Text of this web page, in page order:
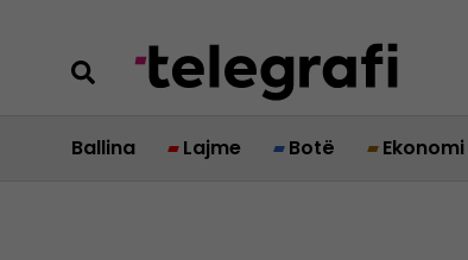
Ballina Lajme Botë Ekonomi